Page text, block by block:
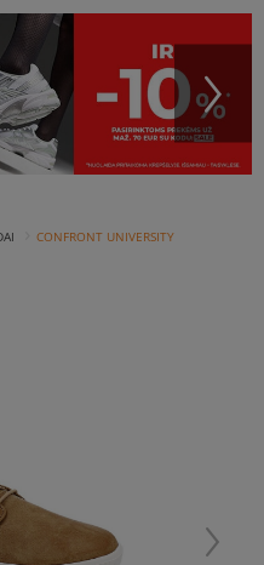
CONFRONT UNIVERSITY